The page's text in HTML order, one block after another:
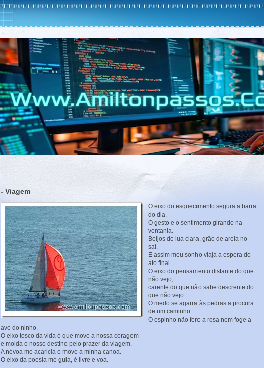
- Viagem
O eixo do esquecimento segura a barra
do dia.
O gesto e o sentimento girando na
ventania.
Beijos de lua clara, grão de areia no
sal.
E assim meu sonho viaja a espera do
ato final.
O eixo do pensamento distante do que
não vejo,
carente do que não sabe descrente do
que não vejo.
O medo se agarra às pedras a procura
de um caminho.
O espinho não fere a rosa nem foge a
ave do ninho.
O eixo tosco da vida é que move a nossa coragem
e molda o nosso destino pelo prazer da viagem.
A névoa me acaricia e move a minha canoa.
O eixo da poesia me guia, é livre e voa.